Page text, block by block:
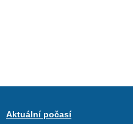
Aktuální počasí